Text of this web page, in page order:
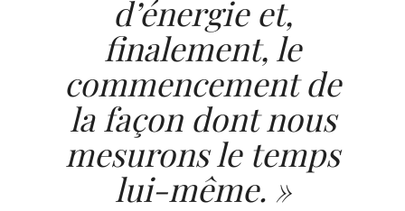
d’énergie et,
finalement, le
commencement de
la façon dont nous
mesurons le temps
lui-même. »